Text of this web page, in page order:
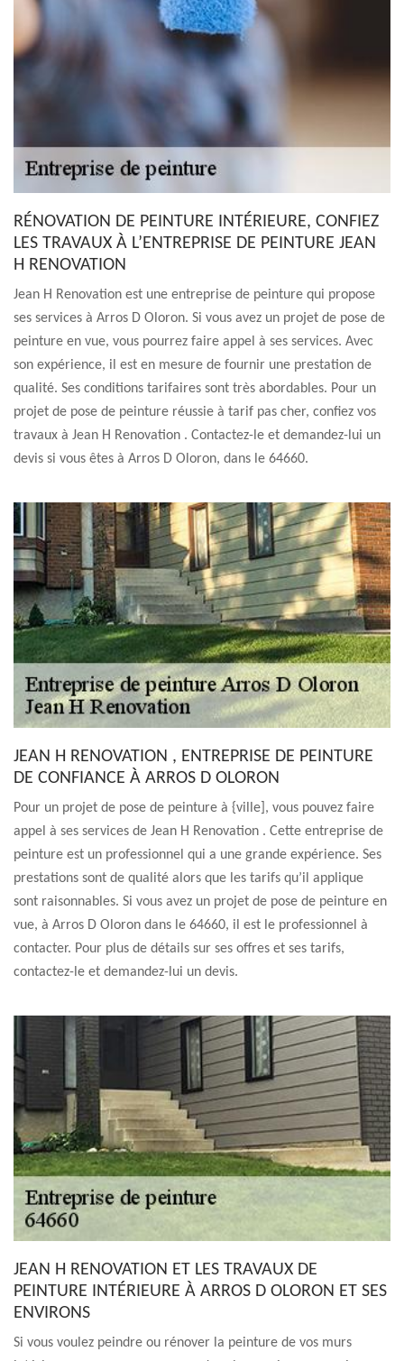
RÉNOVATION DE PEINTURE INTÉRIEURE, CONFIEZ
LES TRAVAUX À L’ENTREPRISE DE PEINTURE JEAN
H RENOVATION
Jean H Renovation est une entreprise de peinture qui propose
ses services à Arros D Oloron. Si vous avez un projet de pose de
peinture en vue, vous pourrez faire appel à ses services. Avec
son expérience, il est en mesure de fournir une prestation de
qualité. Ses conditions tarifaires sont très abordables. Pour un
projet de pose de peinture réussie à tarif pas cher, confiez vos
travaux à Jean H Renovation . Contactez-le et demandez-lui un
devis si vous êtes à Arros D Oloron, dans le 64660.
JEAN H RENOVATION , ENTREPRISE DE PEINTURE
DE CONFIANCE À ARROS D OLORON
Pour un projet de pose de peinture à {ville], vous pouvez faire
appel à ses services de Jean H Renovation . Cette entreprise de
peinture est un professionnel qui a une grande expérience. Ses
prestations sont de qualité alors que les tarifs qu’il applique
sont raisonnables. Si vous avez un projet de pose de peinture en
vue, à Arros D Oloron dans le 64660, il est le professionnel à
contacter. Pour plus de détails sur ses offres et ses tarifs,
contactez-le et demandez-lui un devis.
JEAN H RENOVATION ET LES TRAVAUX DE
PEINTURE INTÉRIEURE À ARROS D OLORON ET SES
ENVIRONS
Si vous voulez peindre ou rénover la peinture de vos murs